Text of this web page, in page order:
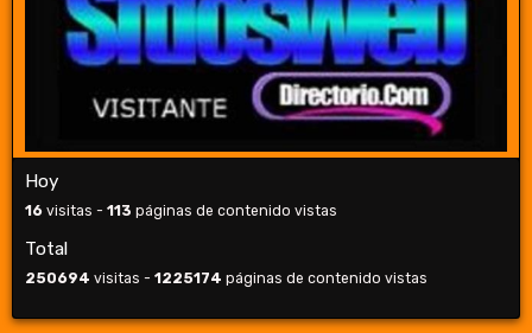
Hoy
16 visitas - 113 páginas de contenido vistas
Total
250694 visitas - 1225174 páginas de contenido vistas